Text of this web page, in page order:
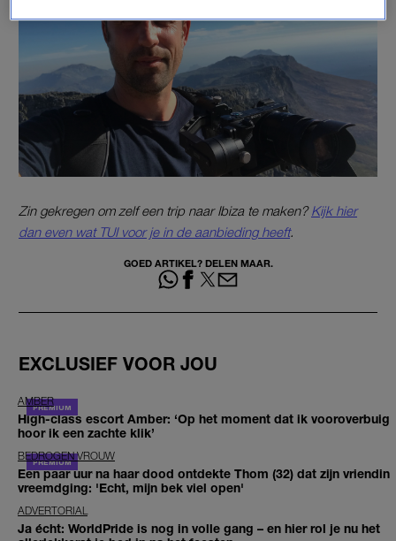
Zin gekregen om zelf een trip naar Ibiza te maken?Kijk hier
dan even wat TUI voor je in de aanbieding heeft.
GOED ARTIKEL? DELEN MAAR.
EXCLUSIEF VOOR JOU
AMBER
High-class escort Amber: ‘Op het moment dat ik vooroverbuig
hoor ik een zachte klik’
BEDROGEN VROUW
Een paar uur na haar dood ontdekte Thom (32) dat zijn vriendin
vreemdging: 'Echt, mijn bek viel open'
ADVERTORIAL
Ja écht: WorldPride is nog in volle gang – en hier rol je nu het